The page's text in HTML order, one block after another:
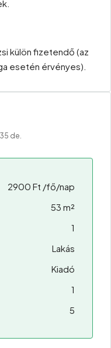
külön fizetendő (az
esetén érvényes).
de.
2900 Ft /fő/nap
53 m²
1
Lakás
Kiadó
1
5